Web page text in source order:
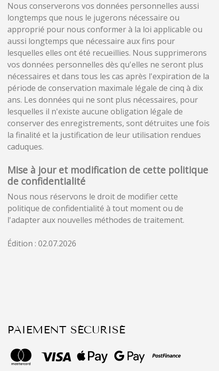
Nous conserverons vos données personnelles aussi
longtemps que nous le jugerons nécessaire ou
approprié pour nous conformer à la loi applicable ou
aussi longtemps que nécessaire aux fins pour
lesquelles elles ont été recueillies. Nous supprimerons
vos données personnelles dès qu'elles ne seront plus
nécessaires et dans tous les cas après l'expiration de la
période de conservation maximale légale de cinq à dix
ans. Les données qui ne sont plus nécessaires, pour
lesquelles il n'existe aucune obligation légale de
conserver des enregistrements, sont détruites une fois
la finalité et la justification de leur utilisation rendues
caduques.
Mise à jour et modification de cette politique
de confidentialité
Nous nous réservons le droit de modifier cette
politique de confidentialité à tout moment ou de
l'adapter aux nouvelles méthodes de traitement.
Édition : 02.07.2026
PAIEMENT SÉCURISÉ